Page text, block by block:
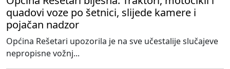
quadovi voze po šetnici, slijede kamere i
pojačan nadzor
Općina Rešetari upozorila je na sve učestalije slučajeve
nepropisne vožnj...